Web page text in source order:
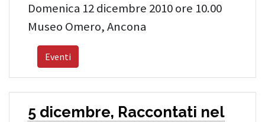
Domenica 12 dicembre 2010 ore 10.00
Museo Omero, Ancona
Eventi
5 dicembre, Raccontati nel